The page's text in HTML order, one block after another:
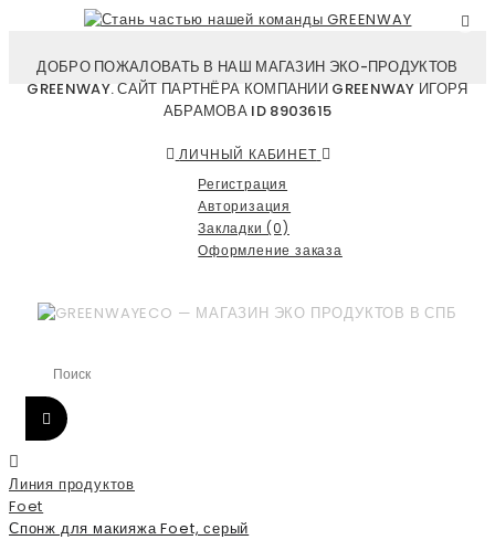
ДОБРО ПОЖАЛОВАТЬ В НАШ МАГАЗИН ЭКО-ПРОДУКТОВ
GREENWAY. САЙТ ПАРТНЁРА КОМПАНИИ GREENWAY ИГОРЯ
АБРАМОВА ID 8903615
ЛИЧНЫЙ КАБИНЕТ
Регистрация
Авторизация
Закладки (0)
Оформление заказа
Линия продуктов
Foet
Спонж для макияжа Foet, серый